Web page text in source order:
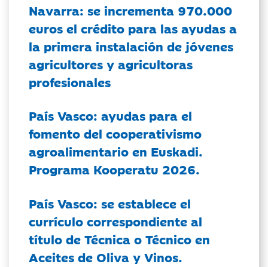
Navarra: se incrementa 970.000
euros el crédito para las ayudas a
la primera instalación de jóvenes
agricultores y agricultoras
profesionales
País Vasco: ayudas para el
fomento del cooperativismo
agroalimentario en Euskadi.
Programa Kooperatu 2026.
País Vasco: se establece el
currículo correspondiente al
título de Técnica o Técnico en
Aceites de Oliva y Vinos.